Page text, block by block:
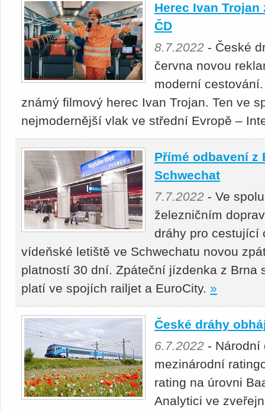
Herec Ivan
ČD
8.7.2022 - České
června novou
moderní
známý filmový herec Ivan Trojan. Ten ve
nejmodernější vlak ve střední Evropě –
Přímé odbavení z
Schwechat
7.7.2022 - Ve
železničním
dráhy pro cestující
vídeňské letiště ve Schwechatu novou
platností 30 dní. Zpáteční jízdenka z Brna
platí ve spojích railjet a EuroCity. »
České dráhy
6.7.2022 - Národní
mezinárodní
rating na úrovni
Analytici ve